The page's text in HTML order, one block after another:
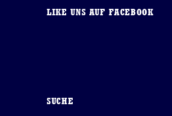
LIKE UNS AUF FACEBOOK
SUCHE